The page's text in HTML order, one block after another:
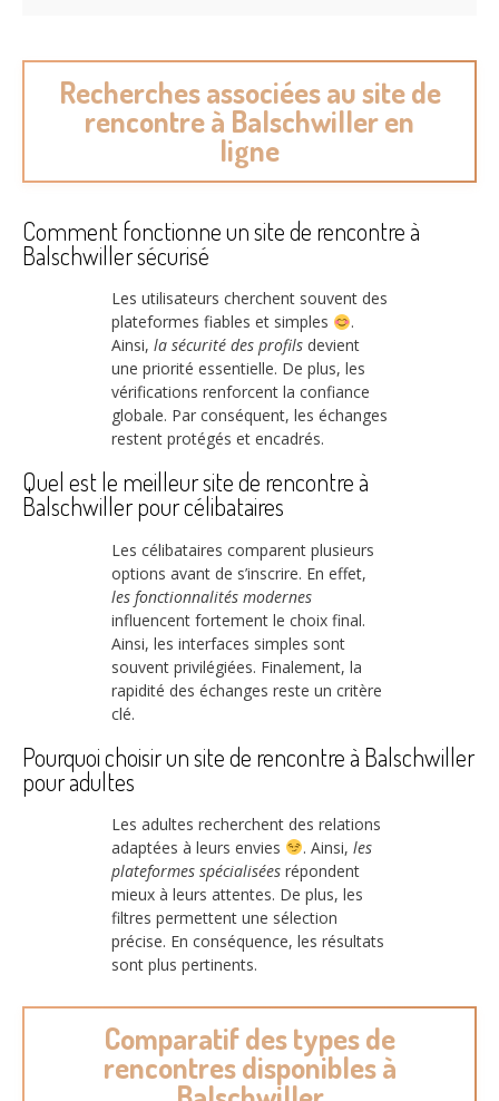
Recherches associées au site de
rencontre à Balschwiller en
ligne
Comment fonctionne un site de rencontre à
Balschwiller sécurisé
Les utilisateurs cherchent souvent des
plateformes fiables et simples
.
Ainsi, la sécurité des profils devient
une priorité essentielle. De plus, les
vérifications renforcent la confiance
globale. Par conséquent, les échanges
restent protégés et encadrés.
Quel est le meilleur site de rencontre à
Balschwiller pour célibataires
Les célibataires comparent plusieurs
options avant de s’inscrire. En effet,
les fonctionnalités modernes
influencent fortement le choix final.
Ainsi, les interfaces simples sont
souvent privilégiées. Finalement, la
rapidité des échanges reste un critère
clé.
Pourquoi choisir un site de rencontre à Balschwiller
pour adultes
Les adultes recherchent des relations
adaptées à leurs envies
. Ainsi, les
plateformes spécialisées répondent
mieux à leurs attentes. De plus, les
filtres permettent une sélection
précise. En conséquence, les résultats
sont plus pertinents.
Comparatif des types de
rencontres disponibles à